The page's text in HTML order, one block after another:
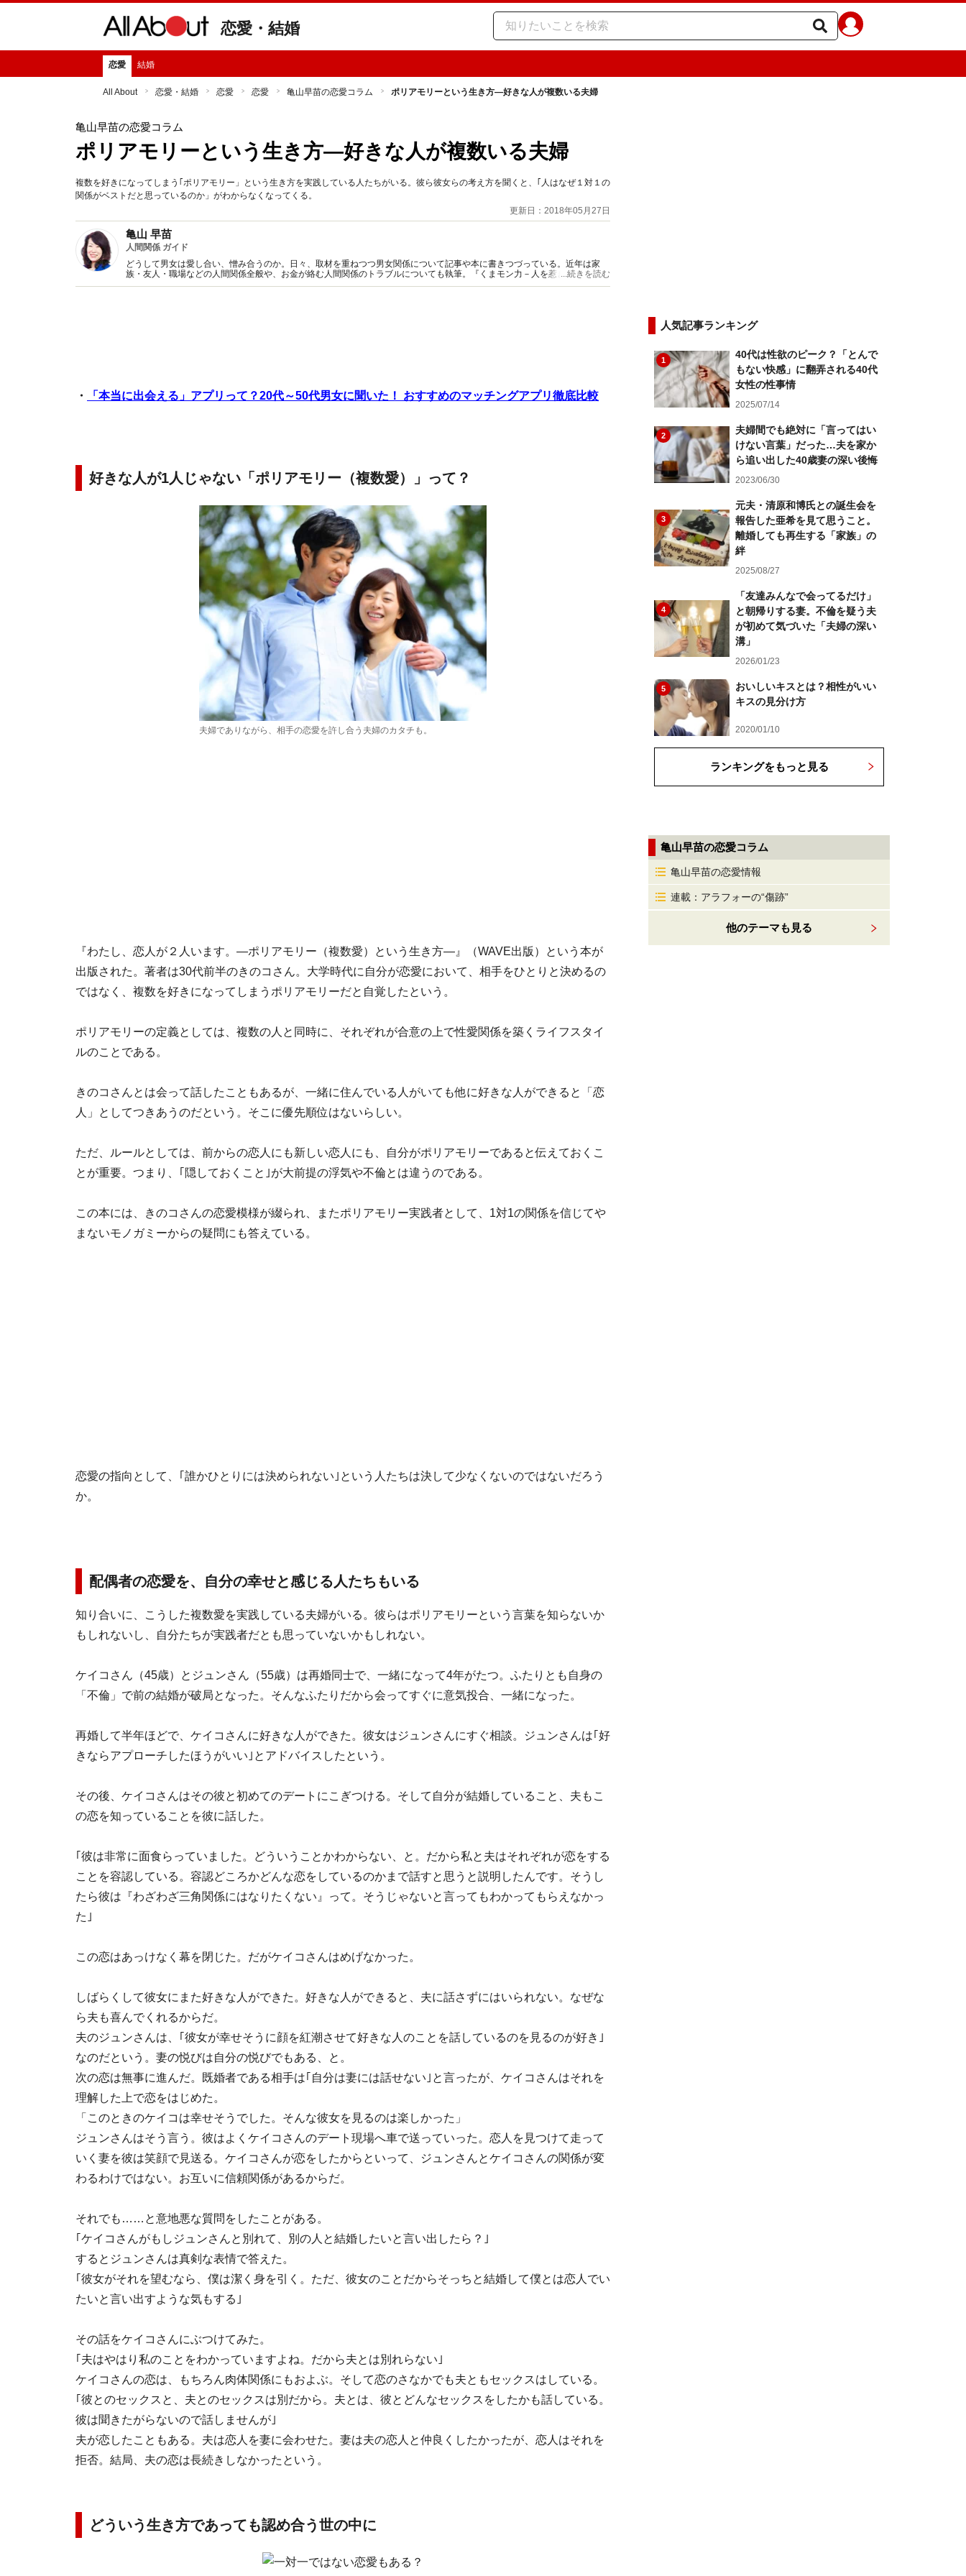
恋愛・結婚
恋愛 結婚
All About 恋愛・結婚 恋愛 恋愛 亀山早苗の恋愛コラム ポリアモリーという生き方―好きな人が複数いる夫婦
亀山早苗の恋愛コラム
ポリアモリーという生き方―好きな人が複数いる夫婦
複数を好きになってしまう｢ポリアモリー」という生き方を実践している人たちがいる。彼ら彼女らの考え方を聞くと、｢人はなぜ１対１の
関係がベストだと思っているのか」がわからなくなってくる。
更新日：2018年05月27日
亀山 早苗
人間関係 ガイド
どうして男女は愛し合い、憎み合うのか。日々、取材を重ねつつ男女関係について記事や本に書きつづっている。近年は家
族・友人・職場などの人間関係全般や、お金が絡む人間関係のトラブルについても執筆。『くまモン力－人を惹きつける愛と
魅力の秘密』など著書多数。
...続きを読む
・ 「本当に出会える」アプリって？20代～50代男女に聞いた！ おすすめのマッチングアプリ徹底比較
好きな人が1人じゃない「ポリアモリー（複数愛）」って？
夫婦でありながら、相手の恋愛を許し合う夫婦のカタチも。
『わたし、恋人が２人います。―ポリアモリー（複数愛）という生き方―』（WAVE出版）という本が
出版された。著者は30代前半のきのコさん。大学時代に自分が恋愛において、相手をひとりと決めるの
ではなく、複数を好きになってしまうポリアモリーだと自覚したという。
ポリアモリーの定義としては、複数の人と同時に、それぞれが合意の上で性愛関係を築くライフスタイ
ルのことである。
きのコさんとは会って話したこともあるが、一緒に住んでいる人がいても他に好きな人ができると「恋
人」としてつきあうのだという。そこに優先順位はないらしい。
ただ、ルールとしては、前からの恋人にも新しい恋人にも、自分がポリアモリーであると伝えておくこ
とが重要。つまり、｢隠しておくこと｣が大前提の浮気や不倫とは違うのである。
この本には、きのコさんの恋愛模様が綴られ、またポリアモリー実践者として、1対1の関係を信じてや
まないモノガミーからの疑問にも答えている。
恋愛の指向として、｢誰かひとりには決められない｣という人たちは決して少なくないのではないだろう
か。
配偶者の恋愛を、自分の幸せと感じる人たちもいる
知り合いに、こうした複数愛を実践している夫婦がいる。彼らはポリアモリーという言葉を知らないか
もしれないし、自分たちが実践者だとも思っていないかもしれない。
ケイコさん（45歳）とジュンさん（55歳）は再婚同士で、一緒になって4年がたつ。ふたりとも自身の
「不倫」で前の結婚が破局となった。そんなふたりだから会ってすぐに意気投合、一緒になった。
再婚して半年ほどで、ケイコさんに好きな人ができた。彼女はジュンさんにすぐ相談。ジュンさんは｢好
きならアプローチしたほうがいい｣とアドバイスしたという。
その後、ケイコさんはその彼と初めてのデートにこぎつける。そして自分が結婚していること、夫もこ
の恋を知っていることを彼に話した。
｢彼は非常に面食らっていました。どういうことかわからない、と。だから私と夫はそれぞれが恋をする
ことを容認している。容認どころかどんな恋をしているのかまで話すと思うと説明したんです。そうし
たら彼は『わざわざ三角関係にはなりたくない』って。そうじゃないと言ってもわかってもらえなかっ
た｣
この恋はあっけなく幕を閉じた。だがケイコさんはめげなかった。
しばらくして彼女にまた好きな人ができた。好きな人ができると、夫に話さずにはいられない。なぜな
ら夫も喜んでくれるからだ。
夫のジュンさんは、｢彼女が幸せそうに顔を紅潮させて好きな人のことを話しているのを見るのが好き｣
なのだという。妻の悦びは自分の悦びでもある、と。
次の恋は無事に進んだ。既婚者である相手は｢自分は妻には話せない｣と言ったが、ケイコさんはそれを
理解した上で恋をはじめた。
「このときのケイコは幸せそうでした。そんな彼女を見るのは楽しかった」
ジュンさんはそう言う。彼はよくケイコさんのデート現場へ車で送っていった。恋人を見つけて走って
いく妻を彼は笑顔で見送る。ケイコさんが恋をしたからといって、ジュンさんとケイコさんの関係が変
わるわけではない。お互いに信頼関係があるからだ。
それでも……と意地悪な質問をしたことがある。
｢ケイコさんがもしジュンさんと別れて、別の人と結婚したいと言い出したら？｣
するとジュンさんは真剣な表情で答えた。
｢彼女がそれを望むなら、僕は潔く身を引く。ただ、彼女のことだからそっちと結婚して僕とは恋人でい
たいと言い出すような気もする｣
その話をケイコさんにぶつけてみた。
｢夫はやはり私のことをわかっていますよね。だから夫とは別れらない｣
ケイコさんの恋は、もちろん肉体関係にもおよぶ。そして恋のさなかでも夫ともセックスはしている。
｢彼とのセックスと、夫とのセックスは別だから。夫とは、彼とどんなセックスをしたかも話している。
彼は聞きたがらないので話しませんが｣
夫が恋したこともある。夫は恋人を妻に会わせた。妻は夫の恋人と仲良くしたかったが、恋人はそれを
拒否。結局、夫の恋は長続きしなかったという。
どういう生き方であっても認め合う世の中に
人気記事ランキング
1
40代は性欲のピーク？「とんで
もない快感」に翻弄される40代
女性の性事情
2025/07/14
2
夫婦間でも絶対に「言ってはい
けない言葉」だった…夫を家か
ら追い出した40歳妻の深い後悔
2023/06/30
3
元夫・清原和博氏との誕生会を
報告した亜希を見て思うこと。
離婚しても再生する「家族」の
絆
2025/08/27
4
「友達みんなで会ってるだけ」
と朝帰りする妻。不倫を疑う夫
が初めて気づいた「夫婦の深い
溝」
2026/01/23
5
おいしいキスとは？相性がいい
キスの見分け方
2020/01/10
ランキングをもっと見る
亀山早苗の恋愛コラム
亀山早苗の恋愛情報
連載：アラフォーの“傷跡”
他のテーマも見る